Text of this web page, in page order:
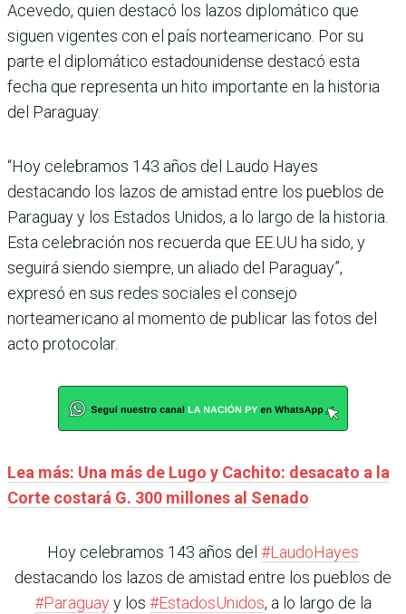
Acevedo, quien destacó los lazos diplomático que
siguen vigentes con el país norteamericano. Por su
parte el diplomático estadounidense destacó esta
fecha que representa un hito importante en la historia
del Paraguay.
“Hoy celebramos 143 años del Laudo Hayes
destacando los lazos de amistad entre los pueblos de
Paraguay y los Estados Unidos, a lo largo de la historia.
Esta celebración nos recuerda que EE.UU ha sido, y
seguirá siendo siempre, un aliado del Paraguay”,
expresó en sus redes sociales el consejo
norteamericano al momento de publicar las fotos del
acto protocolar.
Lea más: Una más de Lugo y Cachito: desacato a la
Corte costará G. 300 millones al Senado
Hoy celebramos 143 años del #LaudoHayes
destacando los lazos de amistad entre los pueblos de
#Paraguayy los #EstadosUnidos, a lo largo de la